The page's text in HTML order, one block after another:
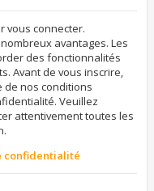
vous connecter.
avantages. Les
des fonctionnalités
Avant de vous inscrire,
de nos conditions
Veuillez
attentivement toutes les
confidentialité